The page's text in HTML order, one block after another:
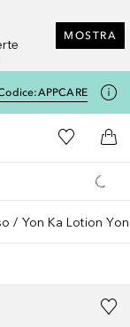
MOSTRA
APPCARE
HomeAlla Mia
Al
Yon Ka Lotion